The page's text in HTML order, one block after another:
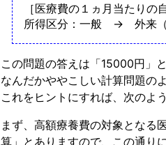
［医療費の１ヵ月当たりの
所得区分：一般 → 外来（
この問題の答えは「15000円」と
なんだかややこしい計算問題の
これをヒントにすれば、次のよ
まず、高額療養費の対象となる
算」とありますので、この通り